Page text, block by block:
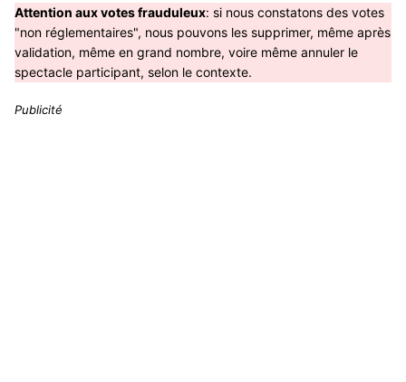
Attention aux votes frauduleux: si nous constatons des votes
"non réglementaires", nous pouvons les supprimer, même après
validation, même en grand nombre, voire même annuler le
spectacle participant, selon le contexte.
Publicité